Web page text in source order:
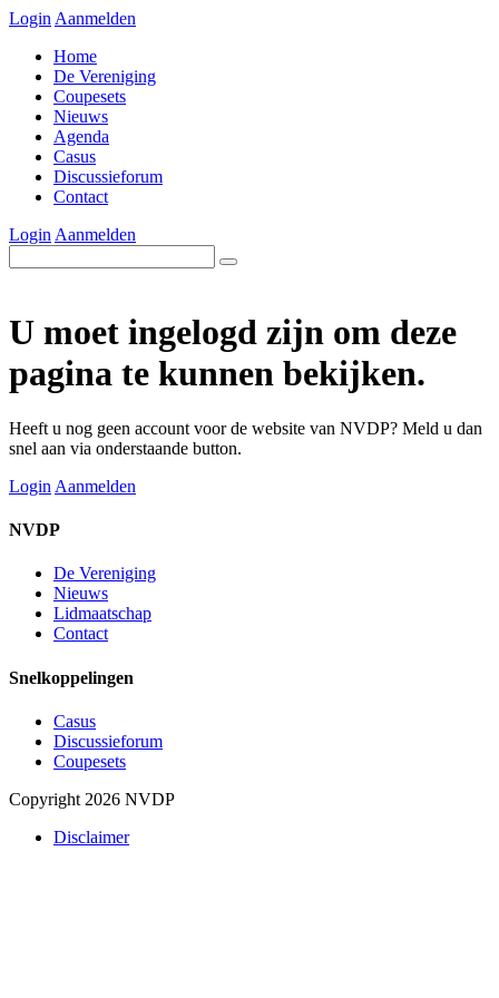
Login Aanmelden
Home
De Vereniging
Coupesets
Nieuws
Agenda
Casus
Discussieforum
Contact
Login Aanmelden
U moet ingelogd zijn om deze
pagina te kunnen bekijken.
Heeft u nog geen account voor de website van NVDP? Meld u dan
snel aan via onderstaande button.
Login Aanmelden
NVDP
De Vereniging
Nieuws
Lidmaatschap
Contact
Snelkoppelingen
Casus
Discussieforum
Coupesets
Copyright 2026 NVDP
Disclaimer